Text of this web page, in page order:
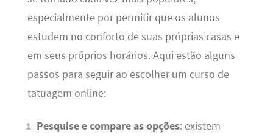
especialmente por permitir que os alunos
estudem no conforto de suas próprias casas e
em seus próprios horários. Aqui estão alguns
passos para seguir ao escolher um curso de
tatuagem online:
Pesquise e compare as opções: existem